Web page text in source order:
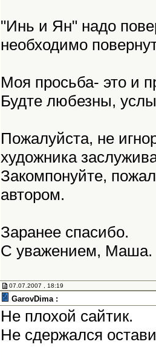
"Инь и Ян" надо
необходимо
Моя просьба- это и
Будте любезны,
Пожалуйста, не
художника
Закомпонуйте,
автором.
Заранее спасибо.
С уважением, Маша.
07.07.2007 , 18:19
GarovDima :
Не плохой сайтик.
Не сдержался